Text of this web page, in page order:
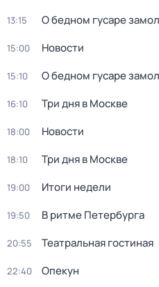
13:15 О бедном гусаре
15:00 Новости
15:10 О бедном гусаре
16:10 Три дня в Москве
18:00 Новости
18:10 Три дня в Москве
19:00 Итоги недели
19:50 В ритме Петербурга
20:55 Театральная гостиная
22:40 Опекун